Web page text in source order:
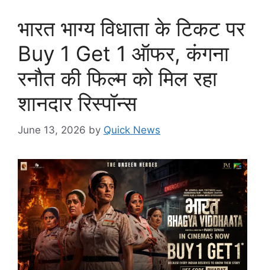
भारत भाग्य विधाता के टिकट पर
Buy 1 Get 1 ऑफर, कंगना
रनौत की फिल्म को मिल रहा
शानदार रिस्पॉन्स
June 13, 2026 by Quick News